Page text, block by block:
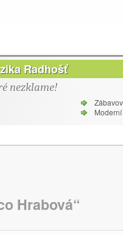
Radhošť
nezklame!
Hrabová“